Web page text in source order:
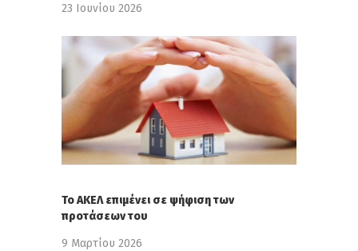
23 Ιουνίου 2026
Το ΑΚΕΛ επιμένει σε ψήφιση των
προτάσεων του
9 Μαρτίου 2026